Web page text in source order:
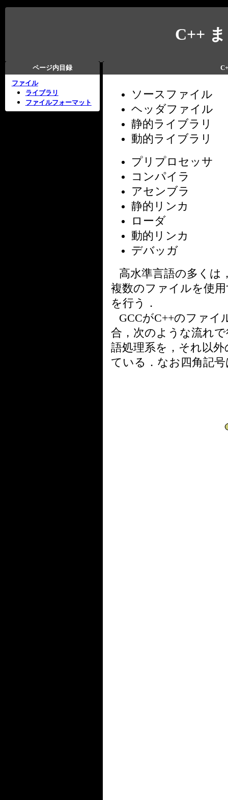
C++
ページ内目録
ファイル
ライブラリ
ファイルフォーマット
ソースファイル
ヘッダファイル
静的ライブラリ
動的ライブラリ
プリプロセッサ
コンパイラ
アセンブラ
静的リンカ
ローダ
動的リンカ
デバッガ
高水準言語の多くは
複数のファイルを使
を行う．
GCCがC++のファイ
合，次のような流れ
語処理系を，それ以
ている．なお四角記